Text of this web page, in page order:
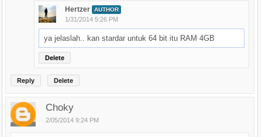
Hertzer AUTHOR
1/31/2014 5:26 PM
ya jelaslah.. kan stardar untuk 64 bit itu RAM 4GB
Delete
Reply Delete
Choky
2/05/2014 9:24 PM